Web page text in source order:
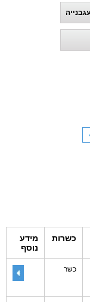
כשרות
מידע
נוסף
כשר